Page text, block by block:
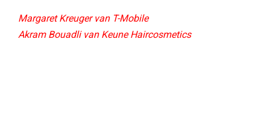
Margaret Kreuger van T-Mobile
Akram Bouadli van Keune Haircosmetics